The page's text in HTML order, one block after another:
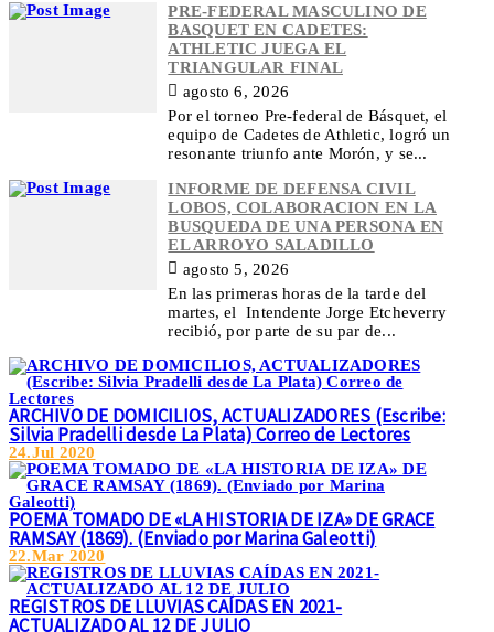
PRE-FEDERAL MASCULINO DE
BASQUET EN CADETES:
ATHLETIC JUEGA EL
TRIANGULAR FINAL
agosto 6, 2026
Por el torneo Pre-federal de Básquet, el
equipo de Cadetes de Athletic, logró un
resonante triunfo ante Morón, y se...
INFORME DE DEFENSA CIVIL
LOBOS, COLABORACION EN LA
BUSQUEDA DE UNA PERSONA EN
EL ARROYO SALADILLO
agosto 5, 2026
En las primeras horas de la tarde del
martes, el Intendente Jorge Etcheverry
recibió, por parte de su par de...
ARCHIVO DE DOMICILIOS, ACTUALIZADORES (Escribe:
Silvia Pradelli desde La Plata) Correo de Lectores
24.Jul 2020
POEMA TOMADO DE «LA HISTORIA DE IZA» DE GRACE
RAMSAY (1869). (Enviado por Marina Galeotti)
22.Mar 2020
REGISTROS DE LLUVIAS CAÍDAS EN 2021-
ACTUALIZADO AL 12 DE JULIO